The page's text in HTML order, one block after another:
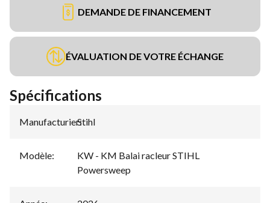
DEMANDE DE FINANCEMENT
ÉVALUATION DE VOTRE ÉCHANGE
Spécifications
Manufacturier:
Stihl
Modèle:
KW - KM Balai racleur STIHL
Powersweep